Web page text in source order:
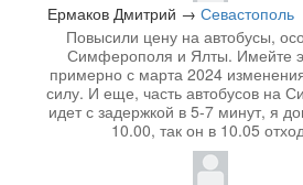
Ермаков Дмитрий → Севастополь
Повысили цену на автобусы,
Симферополя и Ялты. Имейте
примерно с марта 2024
силу. И еще, часть автобусов на
идет с задержкой в 5-7 минут, я
10.00, так он в 10.05